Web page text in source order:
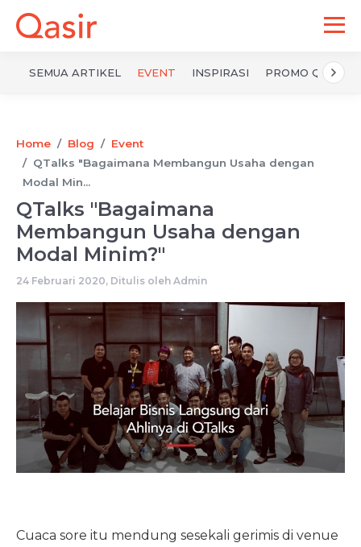
SEMUA ARTIKEL EVENT INSPIRASI PROMO QASIR
Home Blog
Event
QTalks "Bagaimana Membangun Usaha dengan
Modal Min...
QTalks "Bagaimana
Membangun Usaha dengan
Modal Minim?"
24 Februari 2020, Ditulis oleh Admin
Cuaca sore itu mendung sesekali gerimis di venue